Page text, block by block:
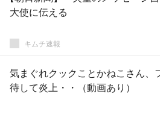
大使に伝える
キムチ速報
気まぐれクックことかねこさん、
待して炎上・・（動画あり）